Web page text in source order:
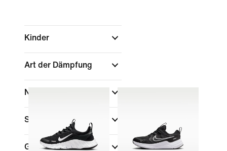
Kinder
Art der Dämpfung
Nach Preis anzeigen
Sale und Angebote
Größe